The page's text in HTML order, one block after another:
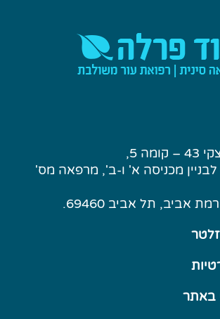
5,
לבניין מכניסה א' ו-ב', מרפאה מס'
אביב, תל אביב 69460.
באתר